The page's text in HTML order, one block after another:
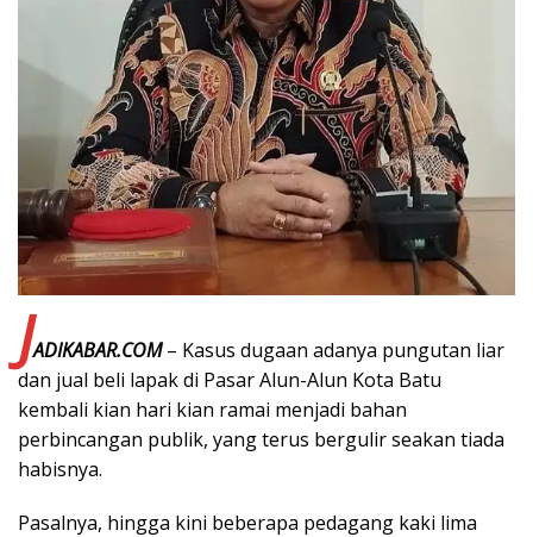
JADIKABAR.COM– Kasus dugaan adanya pungutan liar
dan jual beli lapak di Pasar Alun-Alun Kota Batu
kembali kian hari kian ramai menjadi bahan
perbincangan publik, yang terus bergulir seakan tiada
habisnya.
Pasalnya, hingga kini beberapa pedagang kaki lima